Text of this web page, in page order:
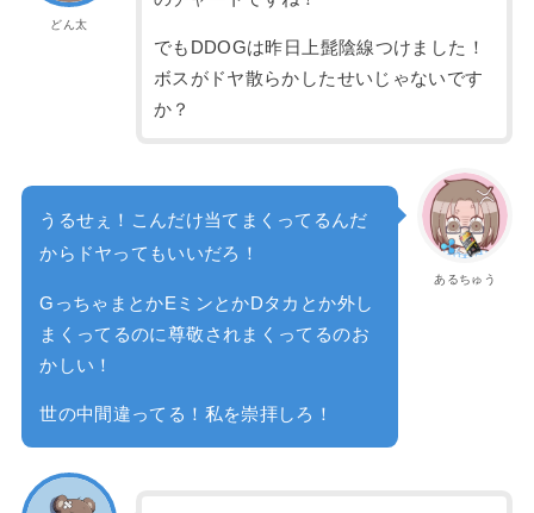
どん太
でもDDOGは昨日上髭陰線つけました！
ボスがドヤ散らかしたせいじゃないです
か？
あるちゅう
うるせぇ！こんだけ当てまくってるんだ
からドヤってもいいだろ！
GっちゃまとかEミンとかDタカとか外し
まくってるのに尊敬されまくってるのお
かしい！
世の中間違ってる！私を崇拝しろ！